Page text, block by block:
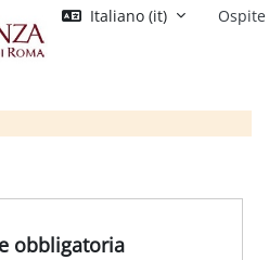
Italiano ‎(it)‎ Ospite
obbligatoria